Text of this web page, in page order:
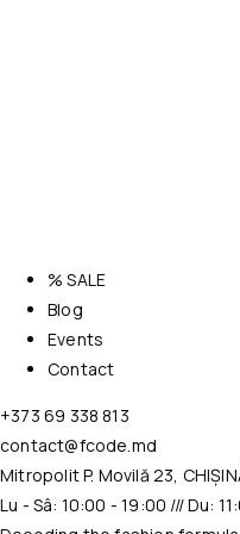
% SALE
Blog
Events
Contact
+373 69 338 813
contact@fcode.md
Mitropolit P. Movilă 23,
Lu - Sâ: 10:00 - 19:00 /// Du: